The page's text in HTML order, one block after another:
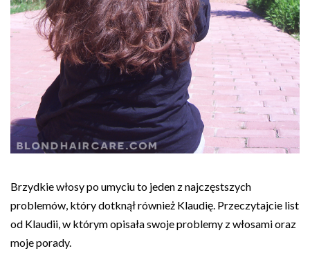
Brzydkie włosy po umyciu to jeden z najczęstszych
problemów, który dotknął również Klaudię. Przeczytajcie list
od Klaudii, w którym opisała swoje problemy z włosami oraz
moje porady.